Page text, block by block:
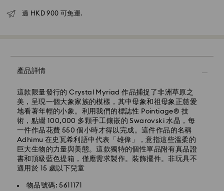
過 HKD 900 可免運.
產品詳情
這款限量發行的 Crystal Myriad 作品捕捉了非洲草原之
美，呈現一個大象家族的模樣，其中母象和祖母象正慈愛
地看著年輕的小象。利用我們的標誌性 Pointiage® 技
術，點綴 100,000 多顆手工鑲嵌的 Swarovski 水晶，每
一件作品花費 550 個小時才得以完成。這件作品的名稱
Adhimu 在史瓦希利語中代表「雄偉」，意指這些溫柔的
巨大生物的力量與美態。這款獨特的個性單品附有真品證
書和頂級藍色提箱，僅應需求製作。裝飾擺件。非玩具不
適用於 15 歲以下兒童
物品號碼: 5611171
運送公司 - 順豐速運
運送運費：港幣50 $
免費運送門檻：港幣900 $